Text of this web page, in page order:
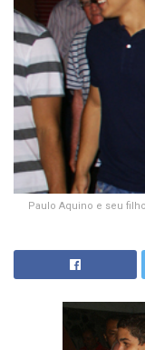
Paulo Aquino e seu